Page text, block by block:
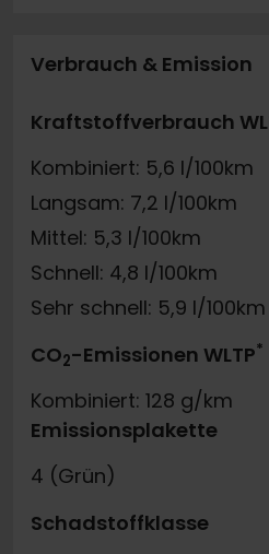
Verbrauch & Emission
Kraftstoffverbrauch
Kombiniert: 5,6 l/100km
Langsam: 7,2 l/100km
Mittel: 5,3 l/100km
Schnell: 4,8 l/100km
Sehr schnell: 5,9 l/100km
CO2-Emissionen WLTP*
Kombiniert: 128 g/km
Emissionsplakette
4 (Grün)
Schadstoffklasse